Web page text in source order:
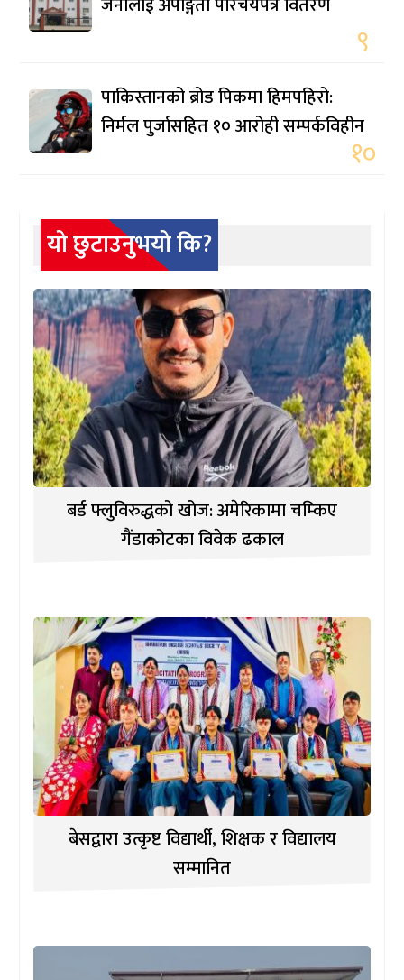
९
पाकिस्तानको ब्रोड पिकमा हिमपहिरो:
निर्मल पुर्जासहित १० आरोही सम्पर्कविहीन
१०
यो छुटाउनुभयो कि?
बर्ड फ्लुविरुद्धको खोज: अमेरिकामा चम्किए
गैंडाकोटका विवेक ढकाल
बेसद्वारा उत्कृष्ट विद्यार्थी, शिक्षक र विद्यालय
सम्मानित